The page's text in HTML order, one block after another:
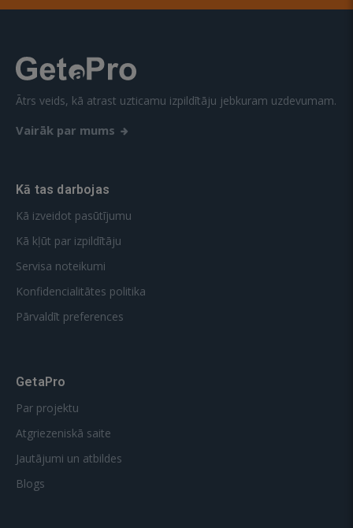
Ātrs veids, kā atrast uzticamu izpildītāju jebkuram uzdevumam.
Vairāk par mums
Kā tas darbojas
Kā izveidot pasūtījumu
Kā kļūt par izpildītāju
Servisa noteikumi
Konfidencialitātes politika
Pārvaldīt preferences
GetaPro
Par projektu
Atgriezeniskā saite
Jautājumi un atbildes
Blogs